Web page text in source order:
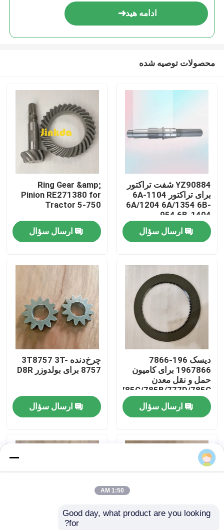
خانه
محصولات
ویدیو
درباره ما
بازدید از کارخانه
کنترل کیفیت
اخبار
ادامه هید
محصولات توصیه شده
YZ90884 شفت تراکتور
برای تراکتور 6A-1104
6A/1204 6A/1354 6B-
954 6B-1404
904/1204/6B1204/6B1404
ارسال سؤال
Ring Gear &amp;
Pinion RE271380 for
Tractor 5-750
ارسال سؤال
دیسک 196-7866
1967866 برای کامیون
حمل و نقل معدن
785G/785B/777D/785C
ارسال سؤال
چرخ‌دنده 3T8757 3T-
8757 برای بولدوزر D8R
ارسال سؤال
1:50 AM
Good day, what product are you looking
for?